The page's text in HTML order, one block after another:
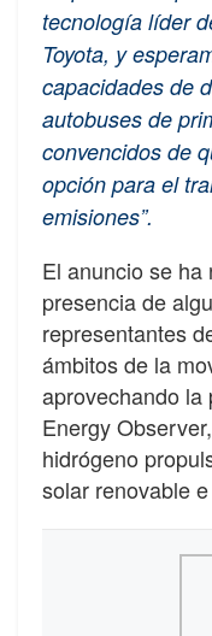
tecnología líder
Toyota, y
capacidades de
autobuses de
convencidos de
opción para el
emisiones”.
El anuncio se ha
presencia de
representantes
ámbitos de la
aprovechando
Energy
hidrógeno
solar renovable